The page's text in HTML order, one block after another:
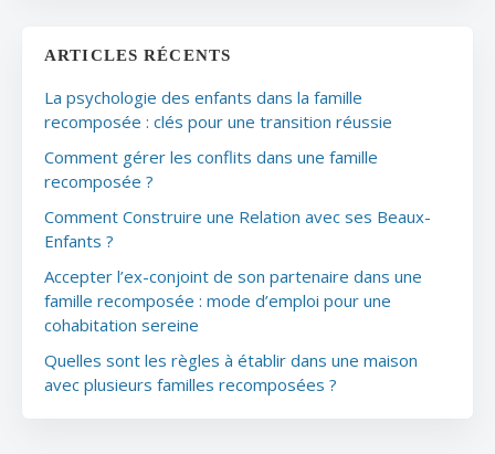
ARTICLES RÉCENTS
La psychologie des enfants dans la famille
recomposée : clés pour une transition réussie
Comment gérer les conflits dans une famille
recomposée ?
Comment Construire une Relation avec ses Beaux-
Enfants ?
Accepter l’ex-conjoint de son partenaire dans une
famille recomposée : mode d’emploi pour une
cohabitation sereine
Quelles sont les règles à établir dans une maison
avec plusieurs familles recomposées ?